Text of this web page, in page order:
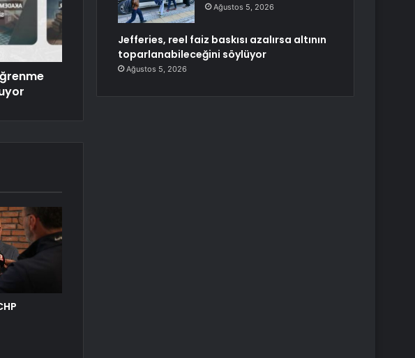
Ağustos 5, 2026
Jefferies, reel faiz baskısı azalırsa altının
toparlanabileceğini söylüyor
Ağustos 5, 2026